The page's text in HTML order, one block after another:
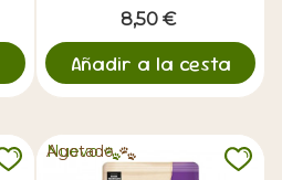
para Perros Adultos
8,50 €
Añadir a la cesta
Nuevo
Agotado